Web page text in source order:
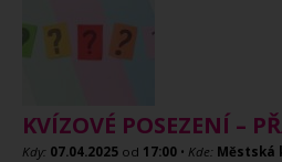
KVÍZOVÉ POSEZENÍ –
Kdy: 07.04.2025 od 17:00 • Kde: Městská